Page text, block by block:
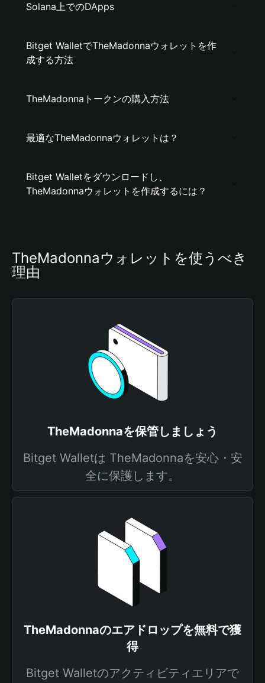
Solana上でのDApps
Bitget WalletでTheMadonnaウォレットを作
成する方法
TheMadonnaトークンの購入方法
最適なTheMadonnaウォレットは？
Bitget Walletをダウンロードし、
TheMadonnaウォレットを作成するには？
TheMadonnaウォレットを使うべき
理由
TheMadonnaを保管しましょう
Bitget Walletは TheMadonnaを安心・安
全に保護します。
TheMadonnaのエアドロップを無料で獲
得
Bitget Walletのアクティビティエリアで